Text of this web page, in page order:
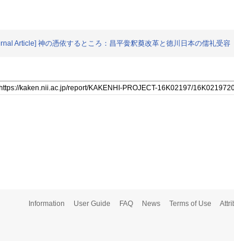
Article] 神の憑依するところ：昌平黌釈奠改革と徳川日本の儒礼受容
Information User Guide FAQ News Terms of Use